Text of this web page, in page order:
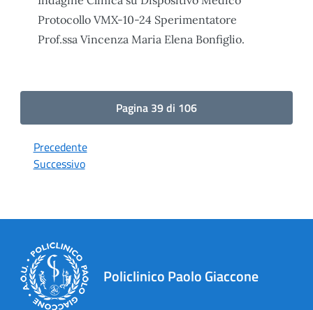
Protocollo VMX-10-24 Sperimentatore
Prof.ssa Vincenza Maria Elena Bonfiglio.
Pagina 39 di 106
Precedente
Successivo
Policlinico Paolo Giaccone